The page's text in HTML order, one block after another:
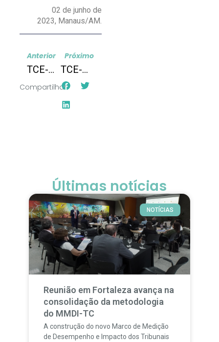
02 de junho de
2023, Manaus/AM.
Anterior
TCE-AL: Sede de Aprender
Próximo
TCE-AP: Projeto Juntos pela Educação
Compartilhar:
Últimas notícias
NOTÍCIAS
Reunião em Fortaleza avança na
consolidação da metodologia
do MMDI-TC
A construção do novo Marco de Medição
de Desempenho e Impacto dos Tribunais